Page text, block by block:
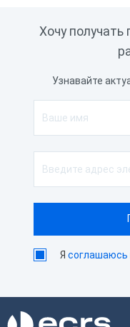
Хочу
Узнавайте
Ясоглашаюсь